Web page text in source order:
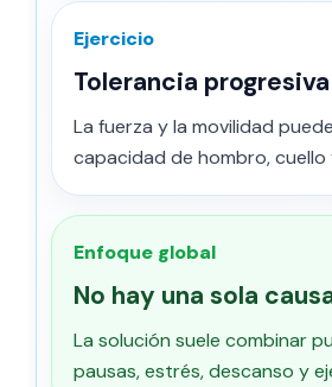
Ejercicio
Tolerancia progresiva
La fuerza y la movilidad
capacidad de hombro, cuello
Enfoque global
No hay una sola
La solución suele combinar
pausas, estrés, descanso y